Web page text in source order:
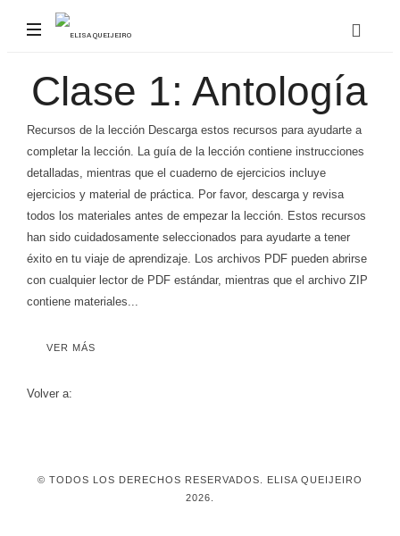
ELISA
Queijeiro,
reconocida
conferencista
mujer,
se
convertido
en
la
"storyteller"
de
México,
contar
sentido
Clase 1: Antología
Recursos de la lección Descarga estos recursos para ayudarte a
completar la lección. La guía de la lección contiene instrucciones
detalladas, mientras que el cuaderno de ejercicios incluye
ejercicios y material de práctica. Por favor, descarga y revisa
todos los materiales antes de empezar la lección. Estos recursos
han sido cuidadosamente seleccionados para ayudarte a tener
éxito en tu viaje de aprendizaje. Los archivos PDF pueden abrirse
con cualquier lector de PDF estándar, mientras que el archivo ZIP
contiene materiales...
VER MÁS
Volver a:
© TODOS LOS DERECHOS RESERVADOS. ELISA QUEIJEIRO
2026.